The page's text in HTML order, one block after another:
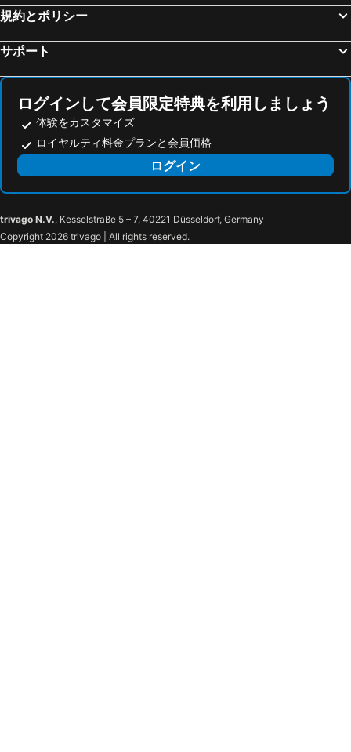
規約とポリシー
サポート
ログインして会員限定特典を利用しましょう
体験をカスタマイズ
ロイヤルティ料金プランと会員価格
ログイン
trivago N.V., Kesselstraße 5 – 7, 40221 Düsseldorf, Germany
Copyright 2026 trivago | All rights reserved.